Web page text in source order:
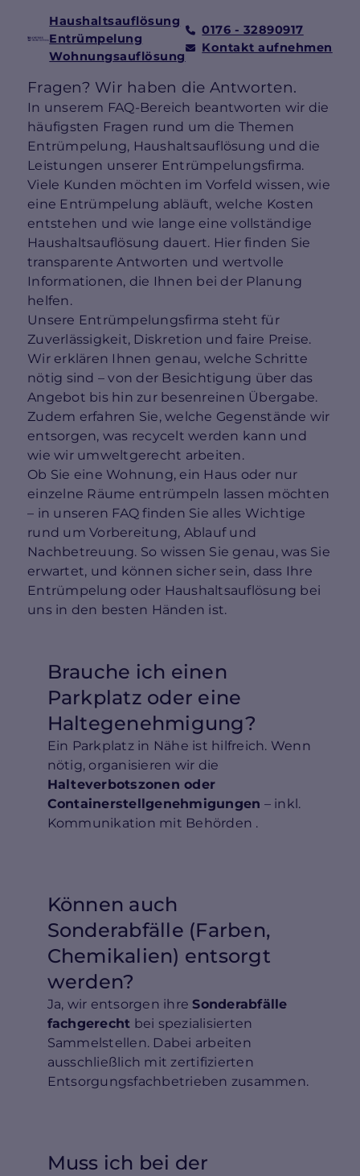
Haushaltsauflösung
Entrümpelung
Wohnungsauflösung
0176 - 32890917
Kontakt aufnehmen
Fragen? Wir haben die Antworten.
In unserem FAQ-Bereich beantworten wir die
häufigsten Fragen rund um die Themen
Entrümpelung, Haushaltsauflösung und die
Leistungen unserer Entrümpelungsfirma.
Viele Kunden möchten im Vorfeld wissen, wie
eine Entrümpelung abläuft, welche Kosten
entstehen und wie lange eine vollständige
Haushaltsauflösung dauert. Hier finden Sie
transparente Antworten und wertvolle
Informationen, die Ihnen bei der Planung
helfen.
Unsere Entrümpelungsfirma steht für
Zuverlässigkeit, Diskretion und faire Preise.
Wir erklären Ihnen genau, welche Schritte
nötig sind – von der Besichtigung über das
Angebot bis hin zur besenreinen Übergabe.
Zudem erfahren Sie, welche Gegenstände wir
entsorgen, was recycelt werden kann und
wie wir umweltgerecht arbeiten.
Ob Sie eine Wohnung, ein Haus oder nur
einzelne Räume entrümpeln lassen möchten
– in unseren FAQ finden Sie alles Wichtige
rund um Vorbereitung, Ablauf und
Nachbetreuung. So wissen Sie genau, was Sie
erwartet, und können sicher sein, dass Ihre
Entrümpelung oder Haushaltsauflösung bei
uns in den besten Händen ist.
Brauche ich einen
Parkplatz oder eine
Haltegenehmigung?
Ein Parkplatz in Nähe ist hilfreich. Wenn
nötig, organisieren wir die
Halteverbotszonen oder
Containerstellgenehmigungen – inkl.
Kommunikation mit Behörden .
Können auch
Sonderabfälle (Farben,
Chemikalien) entsorgt
werden?
Ja, wir entsorgen ihreSonderabfälle
fachgerecht bei spezialisierten
Sammelstellen. Dabei arbeiten
ausschließlich mit zertifizierten
Entsorgungsfachbetrieben zusammen.
Muss ich bei der